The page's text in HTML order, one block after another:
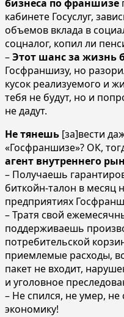
бизнеса по франшизе
кабинете Госуслуг,
объемов вклада в
соцналог, копил ли
–Этот шанс за жизнь
Госфраншизу, но
кусок реализуемого и
тебя не будут, но и
не дадут.
Не тянешь [за]вести
«Госфраншизе»? ОК,
агент внутреннего
– Получаешь
биткойн-талон в месяц
предприятиях
– Тратя свой
поддерживаешь
потребительской
приемлемые расходы,
пакет не входит,
и уголовное
– Не спился, не умер,
экономику!